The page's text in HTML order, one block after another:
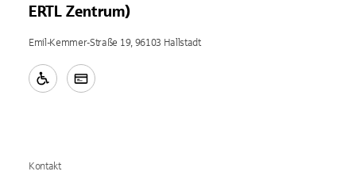
ERTL Zentrum)
Emil-Kemmer-Straße 19, 96103 Hallstadt
Kontakt